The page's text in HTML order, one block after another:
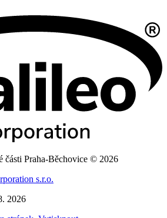
části Praha-Běchovice © 2026
s.r.o.
2026